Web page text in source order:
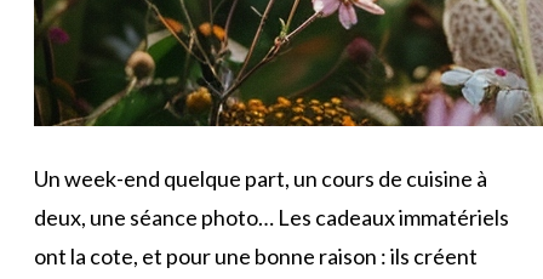
Un week-end quelque part, un cours de cuisine à
deux, une séance photo… Les cadeaux immatériels
ont la cote, et pour une bonne raison : ils créent